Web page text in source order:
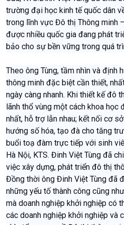
trường đại học kinh tế quốc dân
trong lĩnh vực Đô thị Thông minh
được nhiều quốc gia đang phát
bảo cho sự bền vững trong quá
Theo ông Tùng, tầm nhìn và định
thông minh đặc biệt cần thiết,
ngày càng nhanh. Khi thiết kế đô
lãnh thổ vùng một cách khoa
nhất, hỗ trợ lẫn nhau; kết nối cơ
hướng số hóa, tạo đà cho tăng
buổi toạ đàm trực tiếp với sinh
Hà Nội, KTS. Đinh Việt Tùng đã
việc xây dựng, phát triển đô thị
Đồng thời ông Đinh Việt Tùng đã
những yếu tố thành công cũng
mà doanh nghiệp khởi nghiệp có
các doanh nghiệp khởi nghiệp và